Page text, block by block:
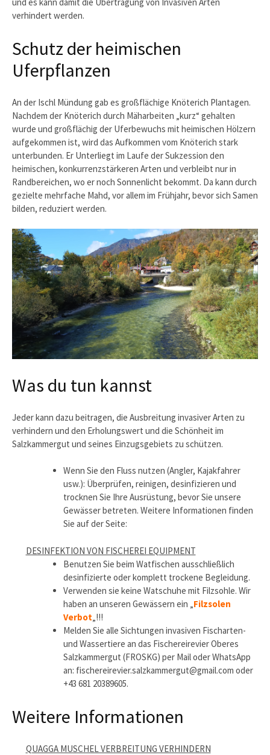
verhindert werden.
Schutz der heimischen
Uferpflanzen
An der Ischl Mündung gab es großflächige Knöterich Plantagen.
Nachdem der Knöterich durch Mäharbeiten „kurz“ gehalten
wurde und großflächig der Uferbewuchs mit heimischen Hölzern
aufgekommen ist, wird das Aufkommen vom Knöterich stark
unterbunden. Er Unterliegt im Laufe der Sukzession den
heimischen, konkurrenzstärkeren Arten und verbleibt nur in
Randbereichen, wo er noch Sonnenlicht bekommt. Da kann durch
gezielte mehrfache Mahd, vor allem im Frühjahr, bevor sich Samen
bilden, reduziert werden.
Was du tun kannst
Jeder kann dazu beitragen, die Ausbreitung invasiver Arten zu
verhindern und den Erholungswert und die Schönheit im
Salzkammergut und seines Einzugsgebiets zu schützen.
Wenn Sie den Fluss nutzen (Angler, Kajakfahrer
usw.): Überprüfen, reinigen, desinfizieren und
trocknen Sie Ihre Ausrüstung, bevor Sie unsere
Gewässer betreten. Weitere Informationen finden
Sie auf der Seite:
DESINFEKTION VON FISCHEREI EQUIPMENT
Benutzen Sie beim Watfischen ausschließlich
desinfizierte oder komplett trockene Begleidung.
Verwenden sie keine Watschuhe mit Filzsohle. Wir
haben an unseren Gewässern ein „Filzsolen
Verbot„!!!
Melden Sie alle Sichtungen invasiven Fischarten-
und Wassertiere an das Fischereirevier Oberes
Salzkammergut (FROSKG) per Mail oder WhatsApp
an: fischereirevier.salzkammergut@gmail.com oder
+43 681 20389605.
Weitere Informationen
QUAGGA MUSCHEL VERBREITUNG VERHINDERN